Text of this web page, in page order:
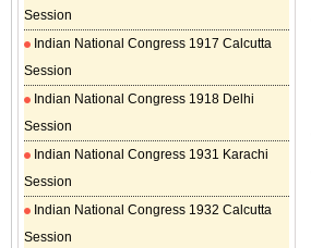
Session
Indian National Congress 1917 Calcutta
Session
Indian National Congress 1918 Delhi
Session
Indian National Congress 1931 Karachi
Session
Indian National Congress 1932 Calcutta
Session